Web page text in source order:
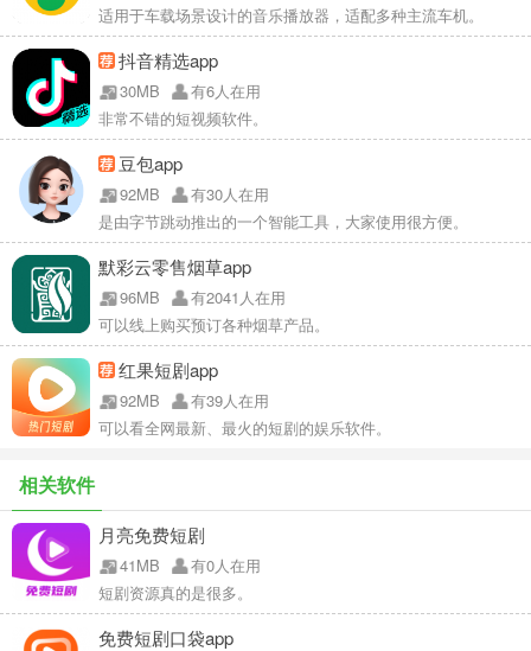
适用于车载场景设计的音乐播放器，适配多种主流车机。
抖音精选app
30MB
有6人在用
非常不错的短视频软件。
豆包app
92MB
有30人在用
是由字节跳动推出的一个智能工具，大家使用很方便。
默彩云零售烟草app
96MB
有2041人在用
可以线上购买预订各种烟草产品。
红果短剧app
92MB
有39人在用
可以看全网最新、最火的短剧的娱乐软件。
相关软件
月亮免费短剧
41MB
有0人在用
短剧资源真的是很多。
免费短剧口袋app